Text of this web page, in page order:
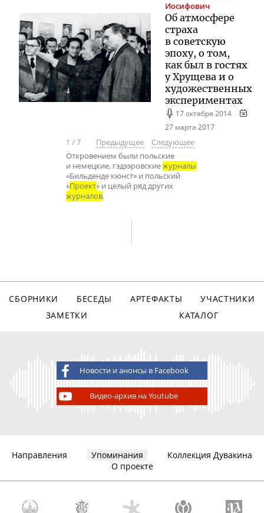
Иосифович
Об атмосфере
страха
в советскую
эпоху, о том,
как был в гостях
у Хрущева и о
художественных
экспериментах
17 октября 2014
27 марта 2017
1 /7 Предыдущее
Следующее
Откровением были польские
и немецкие, гэдээровскиежурналы
«Бильденде кюнст» и польский
«Проект» и целый ряд других
журналов.
СБОРНИКИ БЕСЕДЫ АРТЕФАКТЫ
УЧАСТНИКИ
ЗАМЕТКИ
КАТАЛОГ
Новости и анонсы в Facebook
Видео-архив на Youtube
Направления Упоминания
Коллекция Дувакина
О проекте